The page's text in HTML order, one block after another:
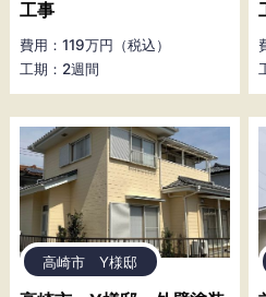
工事
費用：119万円（税込）
工期：2週間
高崎市 Y様邸